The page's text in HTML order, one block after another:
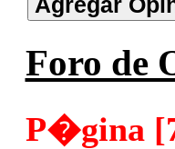
Foro de
P�gina